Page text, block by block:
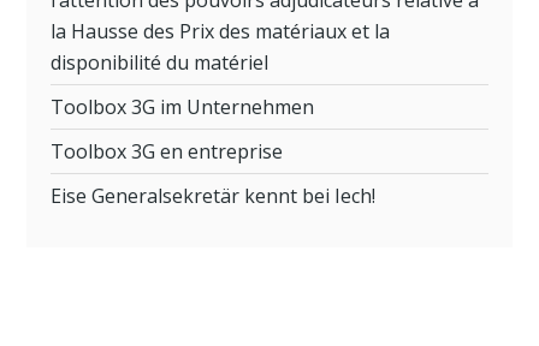
la Hausse des Prix des matériaux et la
disponibilité du matériel
Toolbox 3G im Unternehmen
Toolbox 3G en entreprise
Eise Generalsekretär kennt bei Iech!